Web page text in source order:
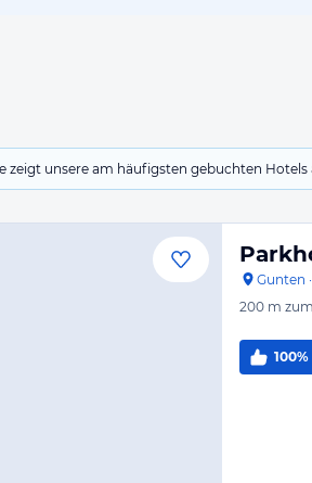
zeigt unsere am häufigsten gebuchten
Gunten ·
200 m
100%